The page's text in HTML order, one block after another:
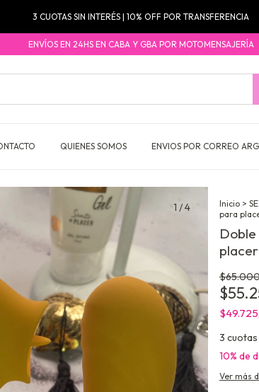
3 CUOTAS SIN INTERÉS | 10% OFF POR TRANSFERENCIA
ENVÍOS EN 24HS EN CABA Y GBA POR MOTOMENSAJERÍA
QUIENES SOMOS ENVIOS POR CORREO
1 /4 Inicio >
para
3
10% de
Ver más